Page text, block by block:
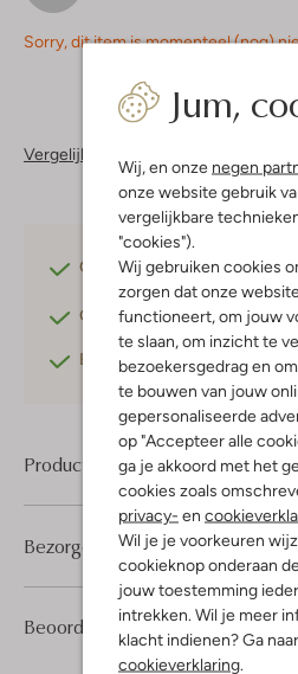
Jum,
Wij, en onze negen
onze website gebruik
vergelijkbare
"cookies").
Wij gebruiken cookies
zorgen dat onze
functioneert, om jouw
te slaan, om inzicht te
bezoekersgedrag en
te bouwen van jouw
gepersonaliseerde
op "Accepteer alle
ga je akkoord met het
cookies zoals
privacy- en
Wil je je voorkeuren
cookieknop onderaan
jouw toestemming
intrekken. Wil je meer
klacht indienen? Ga
cookieverklaring
Sorry, dit item is momenteel (nog)
Vergelijkbare items
Gratis verzendingvanaf €75,-
Gratis retourneren binnen
Betaal achteraf met Klarna
Product informatie
Beoordelingen (1) 1
4
Sterren
Bezorgen & retourneren